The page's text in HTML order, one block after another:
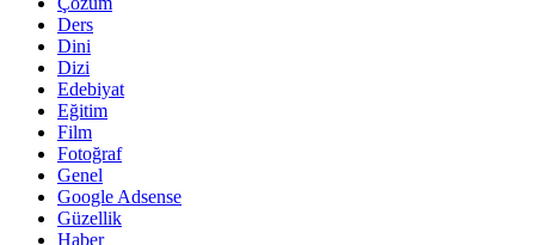
Ders
Dini
Dizi
Edebiyat
Eğitim
Film
Fotoğraf
Genel
Google Adsense
Güzellik
Haber